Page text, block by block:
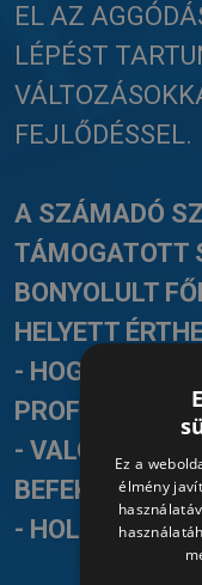
EL AZ
LÉPÉST
FEJLŐDÉSSEL.
A SZÁMADÓ
TÁMOGATOTT
BONYOLULT
HELYETT
- HOGYAN
- VALÓBAN
- HOL
Ez a
élmény